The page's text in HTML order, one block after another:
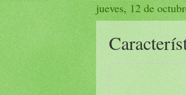
jueves, 12 de